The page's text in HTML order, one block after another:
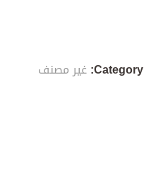
Category: غير مصنف